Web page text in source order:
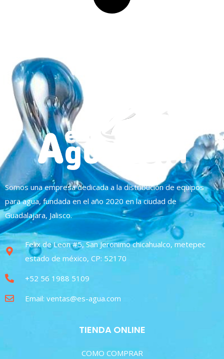
Somos una empresa dedicada a la distribución de equipos
para agua, fundada en el año 2020 en la ciudad de
Guadalajara, Jalisco.
Felix de Leon #5, San Jeronimo chicahualco, metepec
estado de méxico, CP: 52170
+52 56 1988 5109
Email: ventas@es-agua.com
TIENDA ONLINE
COMO COMPRAR